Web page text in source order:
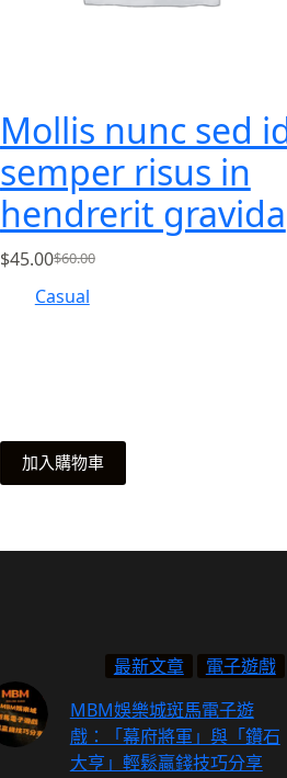
Mollis nunc sed
semper risus in
hendrerit gravida
$60.00
原
始
$45.00目
前
Casual
加入購物車
最新文章
電子遊戲
MBM娛樂城斑馬電子遊
戲：「幕府將軍」與「鑽石
大亨」輕鬆贏錢技巧分享